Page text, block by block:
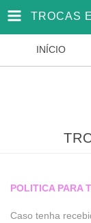
TROCAS
INÍCIO
POLITICA PARA
Caso tenha